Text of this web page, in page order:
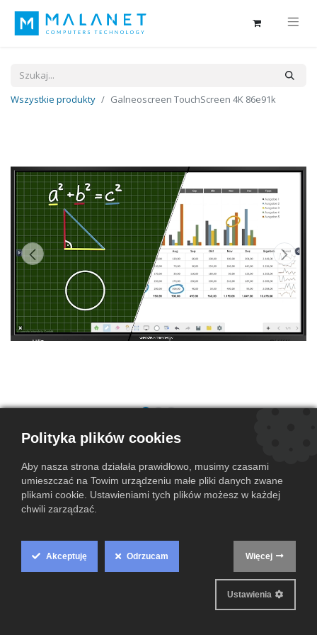
Wszystkie produkty Galneoscreen TouchScreen 4K 86e91k
Galneoscreen TouchScreen 4K
(0 przegląd)
6899,00zł
Dodaj do koszyka
Cookie
Polityka plików cookies
Aby nasza strona działała prawidłowo, musimy czasami
umieszczać na Towim urządzeniu małe pliki danych zwane
plikami cookie. Ustawieniami tych plików możesz w każdej
chwili zarządzać.
Akceptuję Odrzucam Więcej
Ustawienia